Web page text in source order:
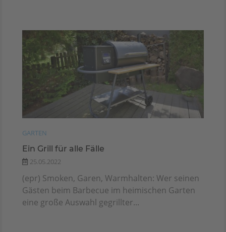
GARTEN
Ein Grill für alle Fälle
25.05.2022
(epr) Smoken, Garen, Warmhalten: Wer seinen
Gästen beim Barbecue im heimischen Garten
eine große Auswahl gegrillter...